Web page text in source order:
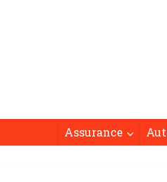
Assurance